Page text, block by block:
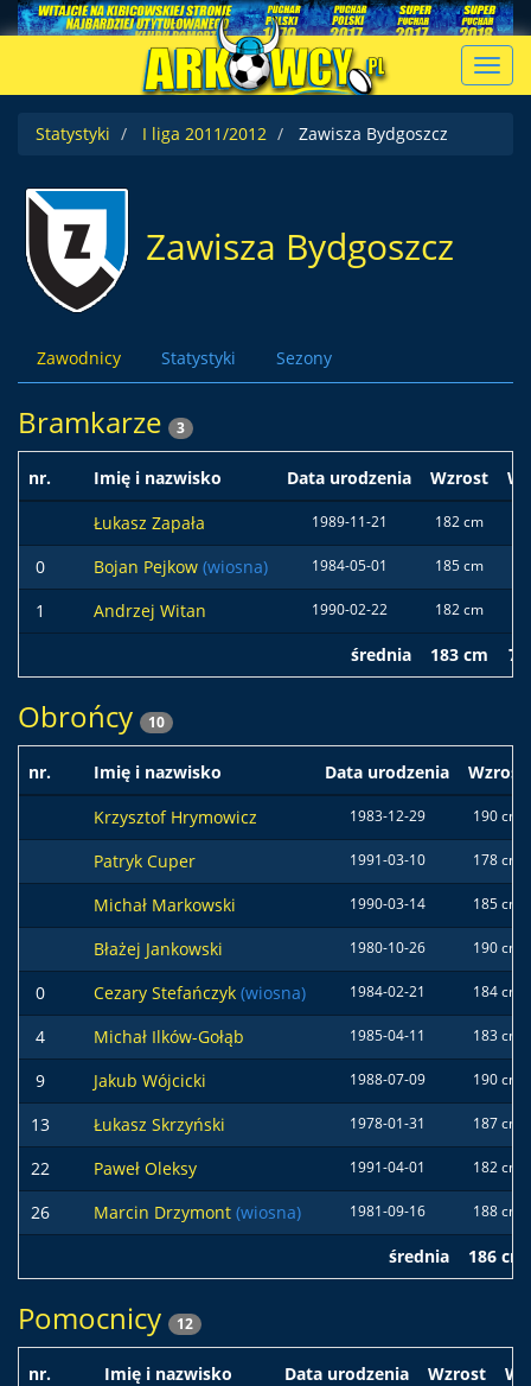
Statystyki
I liga 2011/2012 Zawisza Bydgoszcz
Zawisza Bydgoszcz
Zawodnicy Statystyki Sezony
Bramkarze 3
nr. Imię i nazwisko Data urodzenia Wzrost
Łukasz Zapała
1989-11-21 182 cm
0 Bojan Pejkow (wiosna) 1984-05-01 185 cm
1 Andrzej Witan 1990-02-22 182 cm
średnia 183 cm
Obrońcy 10
nr. Imię i nazwisko Data urodzenia
Wzrost
Krzysztof Hrymowicz
1983-12-29 190 cm
Patryk Cuper 1991-03-10 178 cm
Michał Markowski 1990-03-14 185 cm
Błażej Jankowski 1980-10-26 190 cm
0 Cezary Stefańczyk (wiosna) 1984-02-21 184 cm
4 Michał Ilków-Gołąb 1985-04-11 183 cm
9 Jakub Wójcicki 1988-07-09 190 cm
13 Łukasz Skrzyński 1978-01-31 187 cm
22 Paweł Oleksy 1991-04-01 182 cm
26 Marcin Drzymont (wiosna) 1981-09-16 188 cm
średnia 186 cm
Pomocnicy 12
nr. Imię i nazwisko Data urodzenia Wzrost